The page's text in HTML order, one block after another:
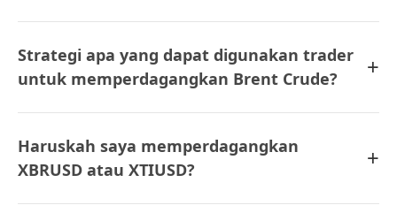
Strategi apa yang dapat digunakan trader
untuk memperdagangkan Brent Crude?
+
Haruskah saya memperdagangkan
XBRUSD atau XTIUSD?
+